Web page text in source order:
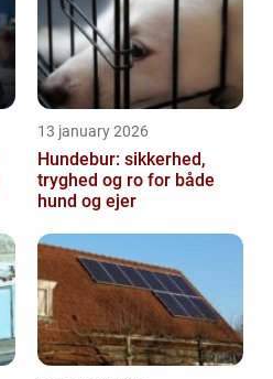
13 january 2026
Hundebur: sikkerhed,
tryghed og ro for både
hund og ejer